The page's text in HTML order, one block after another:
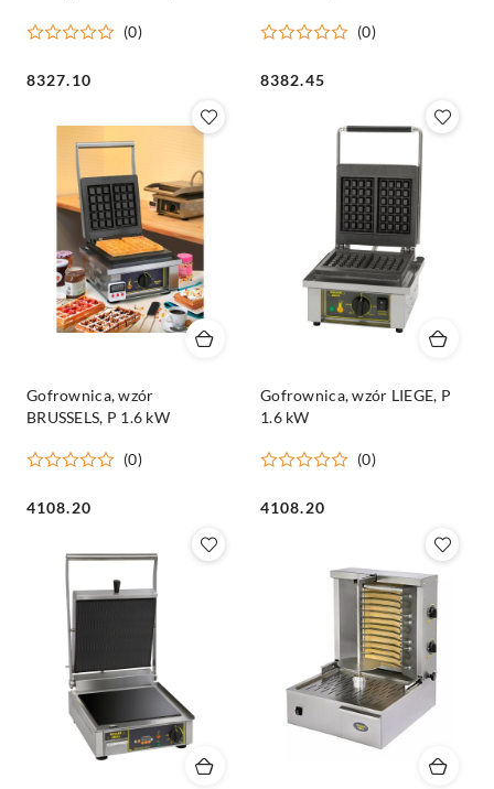
(0)
Cena:
8327.10
(0)
Cena:
8382.45
Gofrownica, wzór
BRUSSELS, P 1.6 kW
(0)
Cena:
4108.20
Gofrownica, wzór LIEGE, P
1.6 kW
(0)
Cena:
4108.20